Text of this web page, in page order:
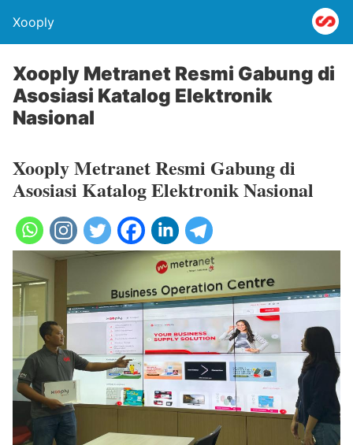
Xooply
Xooply Metranet Resmi Gabung di
Asosiasi Katalog Elektronik
Nasional
Xooply Metranet Resmi Gabung di
Asosiasi Katalog Elektronik Nasional